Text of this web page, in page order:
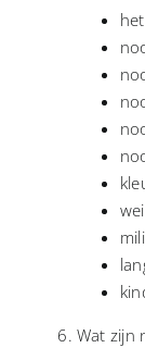
Wat zijn